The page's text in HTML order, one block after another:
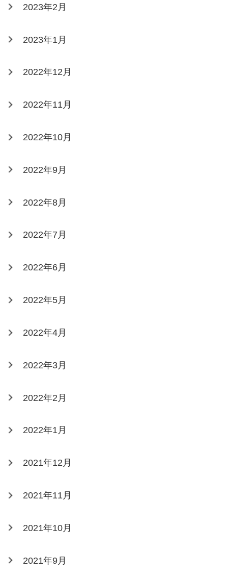
2023年2月
2023年1月
2022年12月
2022年11月
2022年10月
2022年9月
2022年8月
2022年7月
2022年6月
2022年5月
2022年4月
2022年3月
2022年2月
2022年1月
2021年12月
2021年11月
2021年10月
2021年9月